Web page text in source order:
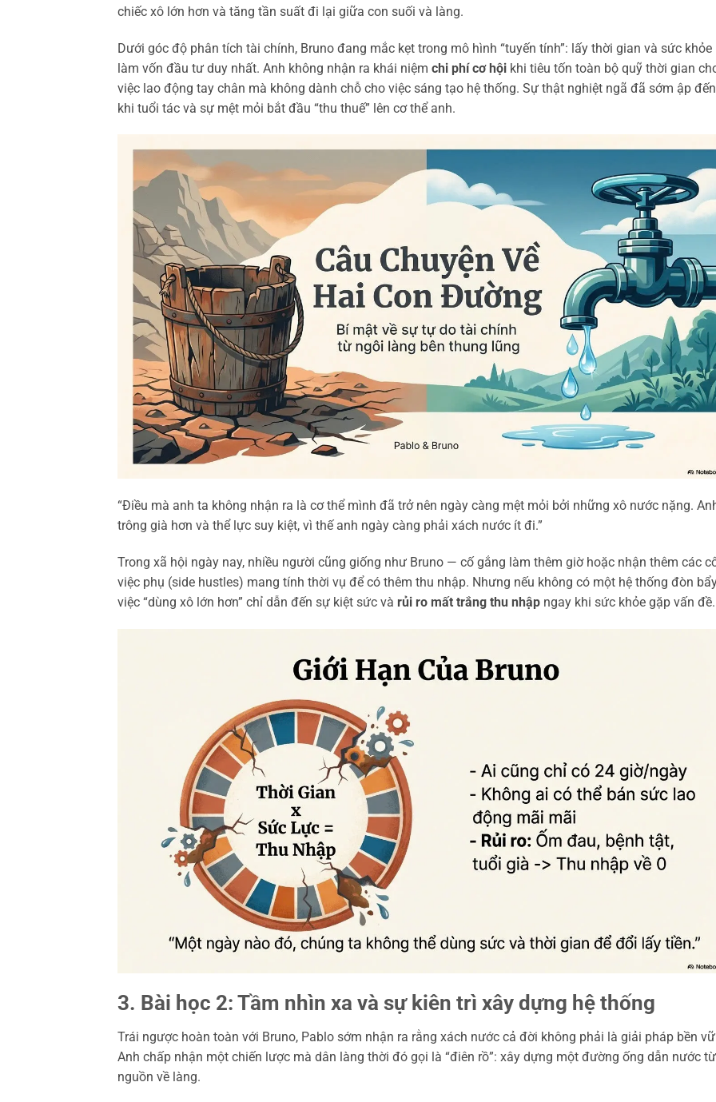
chiếc xô lớn hơn và tăng tần suất đi lại giữa con suối và làng.
Dưới góc độ phân tích tài chính, Bruno đang mắc kẹt trong mô hình “tuyến tính”: lấy thời gian và sức khỏe
làm vốn đầu tư duy nhất. Anh không nhận ra khái niệm chi phí cơ hội khi tiêu tốn toàn bộ quỹ thời gian
việc lao động tay chân mà không dành chỗ cho việc sáng tạo hệ thống. Sự thật nghiệt ngã đã sớm ập đến
khi tuổi tác và sự mệt mỏi bắt đầu “thu thuế” lên cơ thể anh.
“Điều mà anh ta không nhận ra là cơ thể mình đã trở nên ngày càng mệt mỏi bởi những xô nước nặng.
trông già hơn và thể lực suy kiệt, vì thế anh ngày càng phải xách nước ít đi.”
Trong xã hội ngày nay, nhiều người cũng giống như Bruno — cố gắng làm thêm giờ hoặc nhận thêm các
việc phụ (side hustles) mang tính thời vụ để có thêm thu nhập. Nhưng nếu không có một hệ thống đòn
việc “dùng xô lớn hơn” chỉ dẫn đến sự kiệt sức và rủi ro mất trắng thu nhập ngay khi sức khỏe gặp vấn đề.
3. Bài học 2: Tầm nhìn xa và sự kiên trì xây dựng hệ thống
Trái ngược hoàn toàn với Bruno, Pablo sớm nhận ra rằng xách nước cả đời không phải là giải pháp bền
Anh chấp nhận một chiến lược mà dân làng thời đó gọi là “điên rồ”: xây dựng một đường ống dẫn nước từ
nguồn về làng.